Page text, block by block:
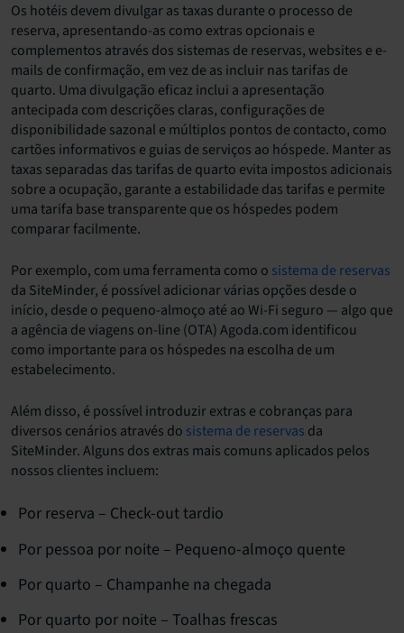
Os hotéis devem divulgar as taxas durante o processo de
reserva, apresentando-as como extras opcionais e
complementos através dos sistemas de reservas, websites e e-
mails de confirmação, em vez de as incluir nas tarifas de
quarto. Uma divulgação eficaz inclui a apresentação
antecipada com descrições claras, configurações de
disponibilidade sazonal e múltiplos pontos de contacto, como
cartões informativos e guias de serviços ao hóspede. Manter as
taxas separadas das tarifas de quarto evita impostos adicionais
sobre a ocupação, garante a estabilidade das tarifas e permite
uma tarifa base transparente que os hóspedes podem
comparar facilmente.
Por exemplo, com uma ferramenta como o sistema de reservas
da SiteMinder, é possível adicionar várias opções desde o
início, desde o pequeno-almoço até ao Wi-Fi seguro — algo que
a agência de viagens on-line (OTA) Agoda.com identificou
como importante para os hóspedes na escolha de um
estabelecimento.
Além disso, é possível introduzir extras e cobranças para
diversos cenários através do sistema de reservas da
SiteMinder. Alguns dos extras mais comuns aplicados pelos
nossos clientes incluem:
Por reserva – Check-out tardio
Por pessoa por noite – Pequeno-almoço quente
Por quarto – Champanhe na chegada
Por quarto por noite – Toalhas frescas